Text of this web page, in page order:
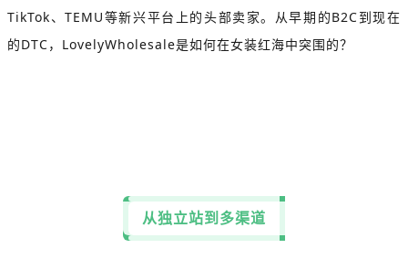
TikTok、TEMU等新兴平台上的头部卖家。从早期的B2C到现在
的DTC，LovelyWholesale是如何在女装红海中突围的？
从独立站到多渠道